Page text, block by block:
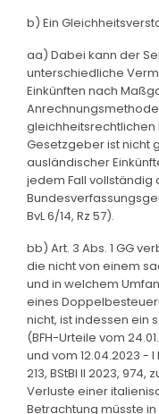
b) Ein
aa) Dabei kann der
unterschiedliche
Einkünften nach
gleichheitsrechtlichen
Gesetzgeber ist nicht
ausländischer
jedem Fall vollständig
BvL 6/14, Rz 57).
bb) Art. 3 Abs. 1 GG
die nicht von einem
und in welchem
eines
nicht, ist indessen ein
(BFH-Urteile vom
und vom 12.04.2023 - I
213, BStBl II 2023,
Verluste einer
Betrachtung müsste